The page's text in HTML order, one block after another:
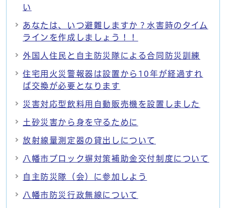
い
あなたは、いつ避難しますか？水害時のタイム
ラインを作成しましょう！！
外国人住民と自主防災隊による合同防災訓練
住宅用火災警報器は設置から10年が経過すれ
ば交換が必要となります
災害対応型飲料用自動販売機を設置しました
土砂災害から身を守るために
放射線量測定器の貸出しについて
八幡市ブロック塀対策補助金交付制度について
自主防災隊（会）に参加しよう
八幡市防災行政無線について